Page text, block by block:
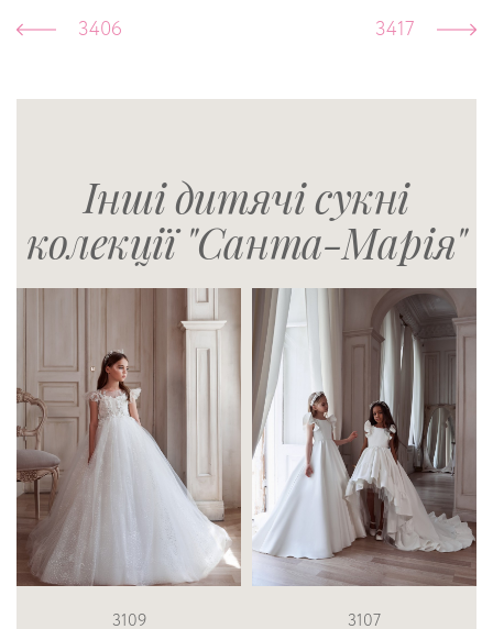
3406 3417
Інші дитячі сукні
колекції "Санта-Марія"
3107 3127